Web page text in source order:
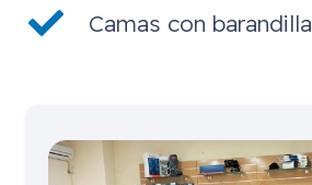
Camas con barandilla